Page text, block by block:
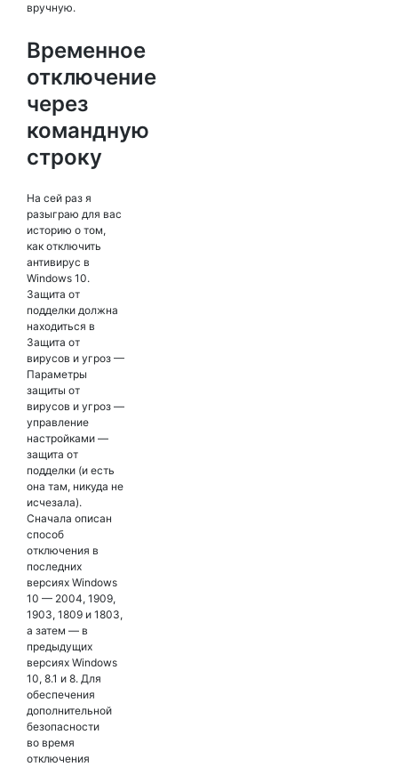
вручную.
Временное
отключение
через
командную
строку
На сей раз я
разыграю для вас
историю о том,
как отключить
антивирус в
Windows 10.
Защита от
подделки должна
находиться в
Защита от
вирусов и угроз —
Параметры
защиты от
вирусов и угроз —
управление
настройками —
защита от
подделки (и есть
она там, никуда не
исчезала).
Сначала описан
способ
отключения в
последних
версиях Windows
10 — 2004, 1909,
1903, 1809 и 1803,
а затем — в
предыдущих
версиях Windows
10, 8.1 и 8. Для
обеспечения
дополнительной
безопасности
во время
отключения